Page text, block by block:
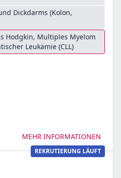
Dickdarms (Kolon,
Hodgkin, Multiples Myelom
Leukämie (CLL)
MEHR INFORMATIONEN
REKRUTIERUNG LÄUFT